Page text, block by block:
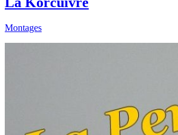
Montages